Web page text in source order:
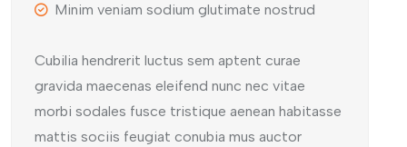
Minim veniam sodium glutimate nostrud
Cubilia hendrerit luctus sem aptent curae
gravida maecenas eleifend nunc nec vitae
morbi sodales fusce tristique aenean habitasse
mattis sociis feugiat conubia mus auctor